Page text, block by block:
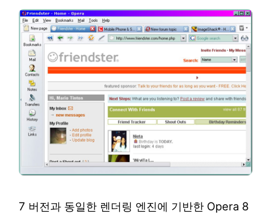
7 버전과 동일한 렌더링 엔진에 기반한 Opera 8